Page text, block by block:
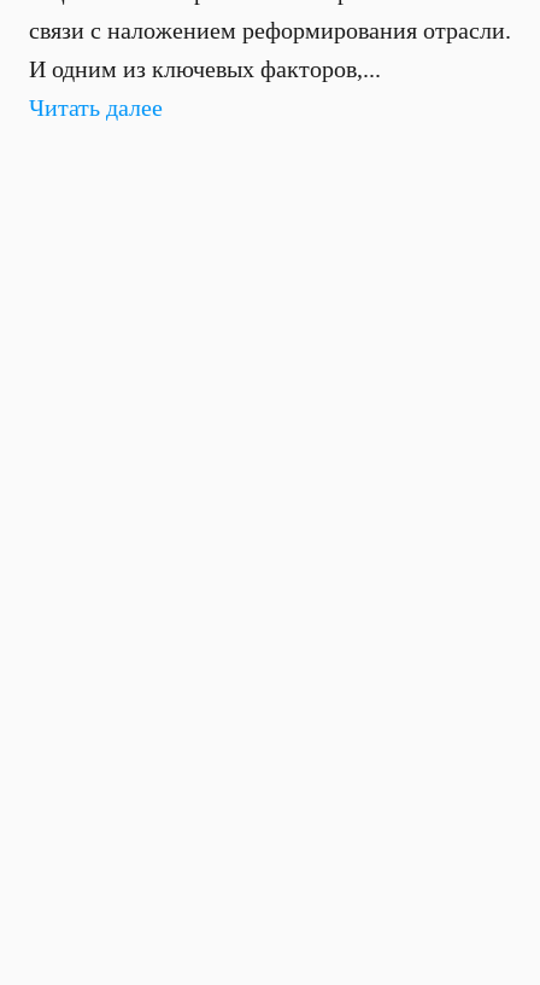
связи с наложением реформирования отрасли.
И одним из ключевых факторов,...
Читать далее